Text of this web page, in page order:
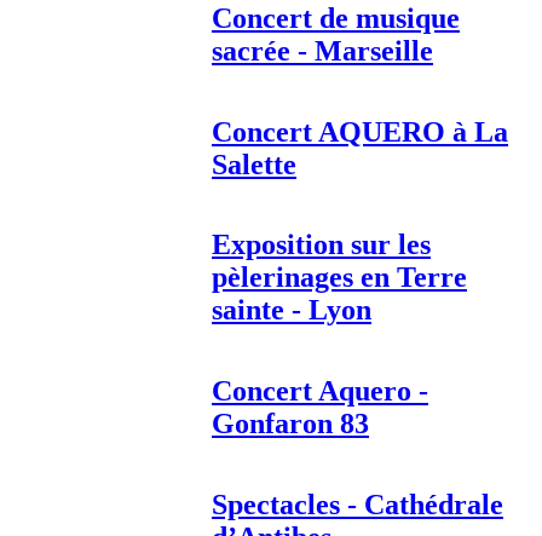
Concert de musique
sacrée - Marseille
Concert AQUERO à La
Salette
Exposition sur les
pèlerinages en Terre
sainte - Lyon
Concert Aquero -
Gonfaron 83
Spectacles - Cathédrale